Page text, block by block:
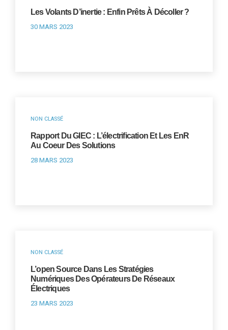
Les Volants D’inertie : Enfin Prêts À Décoller ?
30 MARS 2023
NON CLASSÉ
Rapport Du GIEC : L’électrification Et Les EnR
Au Coeur Des Solutions
28 MARS 2023
NON CLASSÉ
L’open Source Dans Les Stratégies
Numériques Des Opérateurs De Réseaux
Électriques
23 MARS 2023